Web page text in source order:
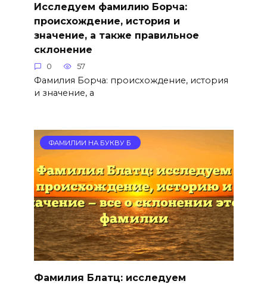
Исследуем фамилию Борча:
происхождение, история и
значение, а также правильное
склонение
0 57
Фамилия Борча: происхождение, история
и значение, а
ФАМИЛИИ НА БУКВУ Б
Фамилия Блатц: исследуем